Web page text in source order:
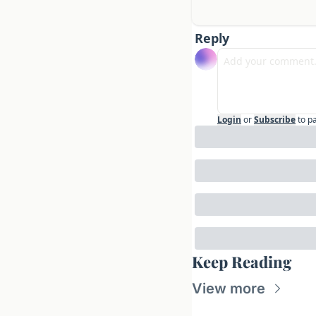
Reply
Login orSubscribeto
Keep Reading
View more